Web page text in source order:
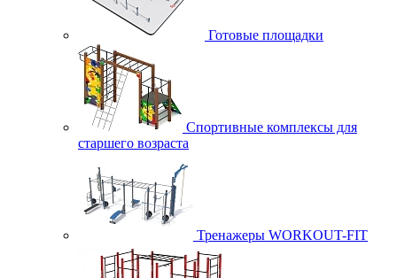
Готовые площадки
Спортивные комплексы для
старшего возраста
Тренажеры WORKOUT-FIT